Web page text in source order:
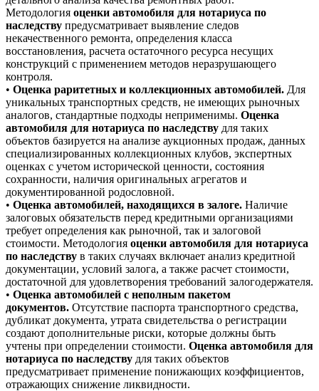
Методология оценки автомобиля для нотариуса по
наследству предусматривает выявление следов
некачественного ремонта, определения класса
восстановления, расчета остаточного ресурса несущих
конструкций с применением методов неразрушающего
контроля.
• Оценка раритетных и коллекционных автомобилей. Для
уникальных транспортных средств, не имеющих рыночных
аналогов, стандартные подходы неприменимы. Оценка
автомобиля для нотариуса по наследству для таких
объектов базируется на анализе аукционных продаж, данных
специализированных коллекционных клубов, экспертных
оценках с учетом исторической ценности, состояния
сохранности, наличия оригинальных агрегатов и
документированной родословной.
• Оценка автомобилей, находящихся в залоге. Наличие
залоговых обязательств перед кредитными организациями
требует определения как рыночной, так и залоговой
стоимости. Методология оценки автомобиля для нотариуса
по наследству в таких случаях включает анализ кредитной
документации, условий залога, а также расчет стоимости,
достаточной для удовлетворения требований залогодержателя.
• Оценка автомобилей с неполным пакетом
документов. Отсутствие паспорта транспортного средства,
дубликат документа, утрата свидетельства о регистрации
создают дополнительные риски, которые должны быть
учтены при определении стоимости. Оценка автомобиля для
нотариуса по наследству для таких объектов
предусматривает применение понижающих коэффициентов,
отражающих снижение ликвидности.